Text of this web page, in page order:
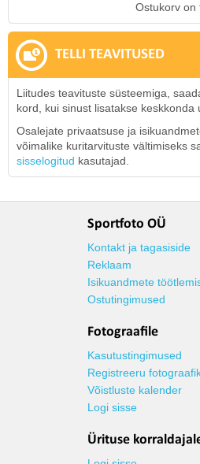
Ostukorv on
TELLI TEAVITUSED
Liitudes teavituste süsteemiga,
kord, kui sinust lisatakse keskkonda
Osalejate privaatsuse ja
võimalike kuritarvituste vältimiseks
sisselogitud kasutajad.
Sportfoto OÜ
Kontakt ja tagasiside
Reklaam
Isikuandmete
Ostutingimused
Fotograafile
Kasutustingimused
Registreeru
Võistluste kalender
Logi sisse
Ürituse